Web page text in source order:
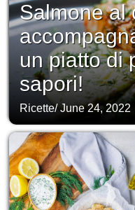
Salmone al
un piatto di
sapori!
Ricette/June 24, 2022